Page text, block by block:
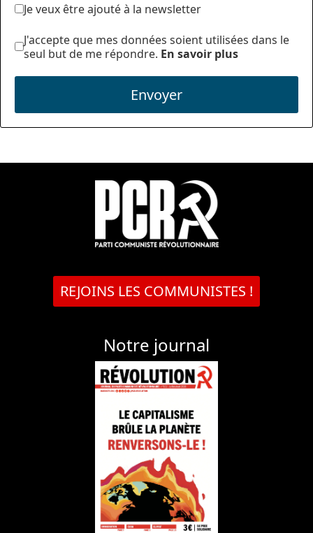
Je veux être ajouté à la newsletter
J'accepte que mes données soient utilisées dans le
seul but de me répondre. En savoir plus
Envoyer
REJOINS LES COMMUNISTES !
Notre journal